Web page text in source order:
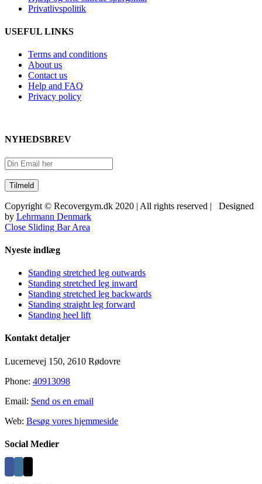
Privatlivspolitik
USEFUL LINKS
Terms and conditions
About us
Contact us
Help and FAQ
Privacy policy
NYHEDSBREV
Copyright © Recovergym.dk 2020 | All rights reserved | Designed
by Lehrmann Denmark
Close Sliding Bar Area
Nyeste indlæg
Standing stretched leg outwards
Standing stretched leg inward
Standing stretched leg backwards
Standing straight leg forward
Standing heel lift
Kontakt detaljer
Lucernevej 150, 2610 Rødovre
Phone: 40913098
Email: Send os en email
Web: Besøg vores hjemmeside
Social Medier